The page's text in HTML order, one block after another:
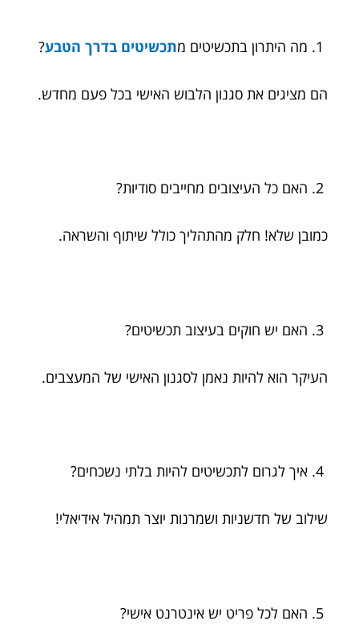
מה היתרון בתכשיטים מתכשיטים בדרך הטבע?
הם מציגים את סגנון הלבוש האישי בכל פעם מחדש.
האם כל העיצובים מחייבים סודיות?
כמובן שלא! חלק מהתהליך כולל שיתוף והשראה.
האם יש חוקים בעיצוב תכשיטים?
העיקר הוא להיות נאמן לסגנון האישי של המעצבים.
איך לגרום לתכשיטים להיות בלתי נשכחים?
שילוב של חדשניות ושמרנות יוצר תמהיל אידיאלי!
האם לכל פריט יש אינטרנט אישי?